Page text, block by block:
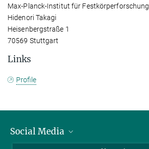
Max-Planck-Institut für Festkörperforschung
Hidenori Takagi
Heisenbergstraße 1
70569 Stuttgart
Links
Profile
Social Media